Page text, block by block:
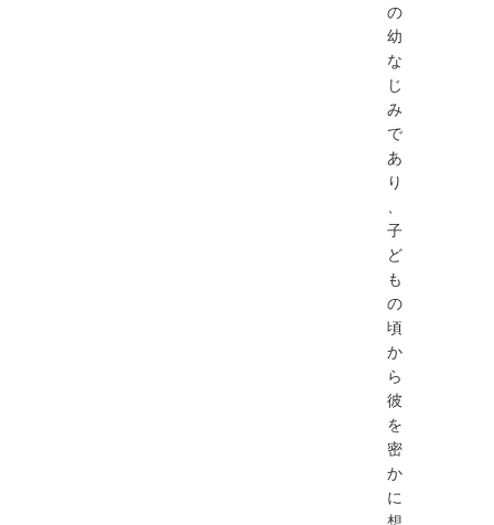
の
幼
な
じ
み
で
あ
り
、
子
ど
も
の
頃
か
ら
彼
を
密
か
に